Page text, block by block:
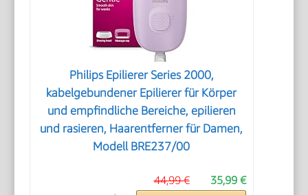
Philips Epilierer Series 2000,
kabelgebundener Epilierer für Körper
und empfindliche Bereiche, epilieren
und rasieren, Haarentferner für Damen,
Modell BRE237/00
35,99 €
44,99 €